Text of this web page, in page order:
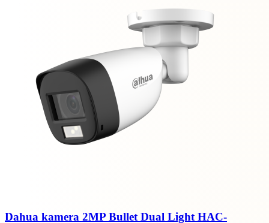
Dahua kamera 2MP Bullet Dual Light HAC-